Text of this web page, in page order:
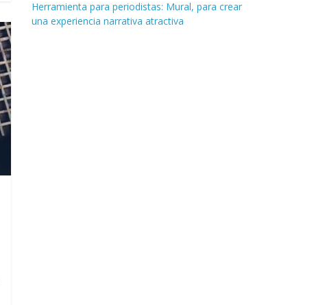
Herramienta para periodistas: Mural, para crear
una experiencia narrativa atractiva